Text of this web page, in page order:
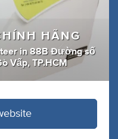
HÃNG
in88B Đường số
Vấp, TP.HCM